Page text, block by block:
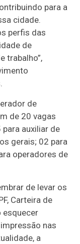
para a
cidade.
perfis das
de
trabalho”,
de
de 20 vagas
auxiliar de
gerais; 02 para
operadores de
de levar os
Carteira de
esquecer
nas
a